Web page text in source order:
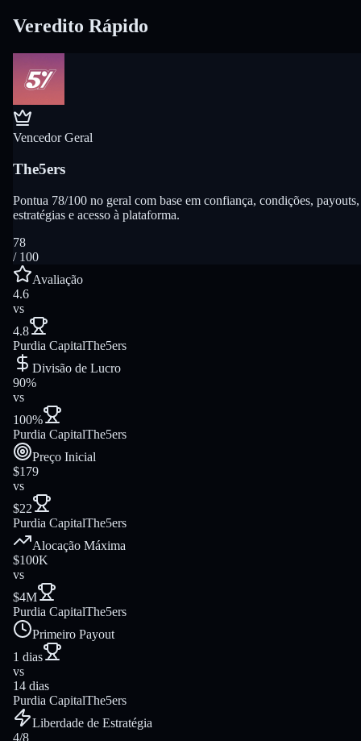
Veredito Rápido
Vencedor Geral
The5ers
Pontua 78/100 no geral com base em confiança, condições, payouts,
estratégias e acesso à plataforma.
78
/ 100
Avaliação
4.6
vs
4.8
Purdia CapitalThe5ers
Divisão de Lucro
90%
vs
100%
Purdia CapitalThe5ers
Preço Inicial
$179
vs
$22
Purdia CapitalThe5ers
Alocação Máxima
$100K
vs
$4M
Purdia CapitalThe5ers
Primeiro Payout
1 dias
vs
14 dias
Purdia CapitalThe5ers
Liberdade de Estratégia
4/8